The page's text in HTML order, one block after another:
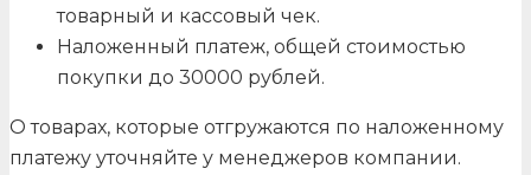
товарный и кассовый чек.
Наложенный платеж, общей стоимостью
покупки до 30000 рублей.
О товарах, которые отгружаются по наложенному
платежу уточняйте у менеджеров компании.